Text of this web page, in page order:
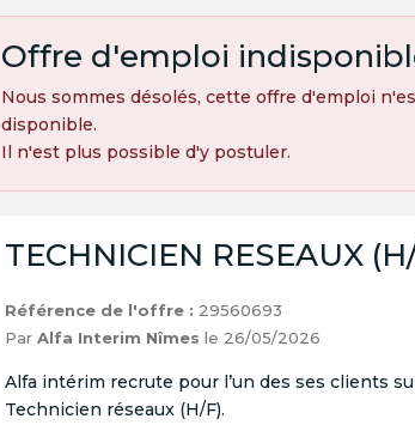
Offre d'emploi
Nous sommes désolés, cette offre d'emploi
disponible.
Il n'est plus possible d'y postuler.
TECHNICIEN RESEAUX
Référence de l'offre : 29560693
ParAlfa Interim Nîmes le 26/05/2026
Alfa intérim recrute pour l’un des ses clients
Technicien réseaux (H/F).